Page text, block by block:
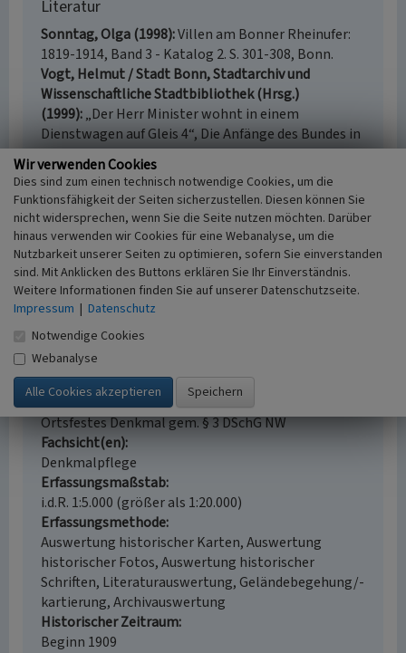
Literatur
Sonntag, Olga (1998) Villen am Bonner Rheinufer:
1819-1914, Band 3 - Katalog 2. S. 301-308, Bonn.
Vogt, Helmut / Stadt Bonn, Stadtarchiv und
Wissenschaftliche Stadtbibliothek (Hrsg.)
(1999) „Der Herr Minister wohnt in einem
Dienstwagen auf Gleis 4“, Die Anfänge des Bundes in
Bonn 1949/50. S. 223, Bonn.
Villa Kurt-Schumacher-Straße 8/9
Schlagwörter
Botschaft (Bauwerk) Villa Regierungsgebäude
Bürogebäude
Kurt-Schumacher-Straße 8/9
Ort
53113 Bonn
Gesetzlich geschütztes Kulturdenkmal
Ortsfestes Denkmal gem. § 3 DSchG NW
Fachsicht(en)
Denkmalpflege
Erfassungsmaßstab
i.d.R. 1:5.000 (größer als 1:20.000)
Erfassungsmethode
Auswertung historischer Karten, Auswertung
historischer Fotos, Auswertung historischer
Schriften, Literaturauswertung, Geländebegehung/-
kartierung, Archivauswertung
Historischer Zeitraum
Beginn 1909
Wir verwenden Cookies
Dies sind zum einen technisch notwendige Cookies, um die
Funktionsfähigkeit der Seiten sicherzustellen. Diesen können Sie
nicht widersprechen, wenn Sie die Seite nutzen möchten. Darüber
hinaus verwenden wir Cookies für eine Webanalyse, um die
Nutzbarkeit unserer Seiten zu optimieren, sofern Sie einverstanden
sind. Mit Anklicken des Buttons erklären Sie Ihr Einverständnis.
Weitere Informationen finden Sie auf unserer Datenschutzseite.
Impressum | Datenschutz
Notwendige Cookies
Webanalyse